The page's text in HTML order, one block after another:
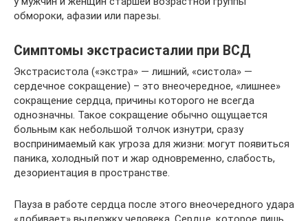
обмороки, афазии или парезы.
Симптомы экстрасисталии при ВСД
Экстрасистола («экстра» — лишний, «систола» —
сердечное сокращение) – это внеочередное, «лишнее»
сокращение сердца, причины которого не всегда
однозначны. Такое сокращение обычно ощущается
больным как небольшой толчок изнутри, сразу
воспринимаемый как угроза для жизни: могут появиться
паника, холодный пот и жар одновременно, слабость,
дезориентация в пространстве.
Пауза в работе сердца после этого внеочередного удара